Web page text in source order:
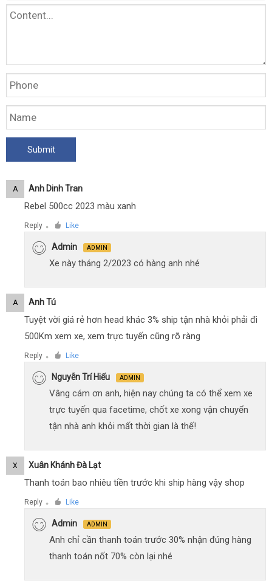
A Anh Dinh Tran
Rebel 500cc 2023 màu xanh
Reply ● Like
Admin ADMIN
Xe này tháng 2/2023 có hàng anh nhé
A Anh Tú
Tuyệt vời giá rẻ hơn head khác 3% ship tận nhà khỏi phải đi
500Km xem xe, xem trực tuyến cũng rõ ràng
Reply ● Like
Nguyễn Trí Hiếu ADMIN
Vâng cám ơn anh, hiện nay chúng ta có thể xem xe
trực tuyến qua facetime, chốt xe xong vận chuyển
tận nhà anh khỏi mất thời gian là thế!
X Xuân Khánh Đà Lạt
Thanh toán bao nhiêu tiền trước khi ship hàng vậy shop
Reply ● Like
Admin ADMIN
Anh chỉ cần thanh toán trước 30% nhận đúng hàng
thanh toán nốt 70% còn lại nhé